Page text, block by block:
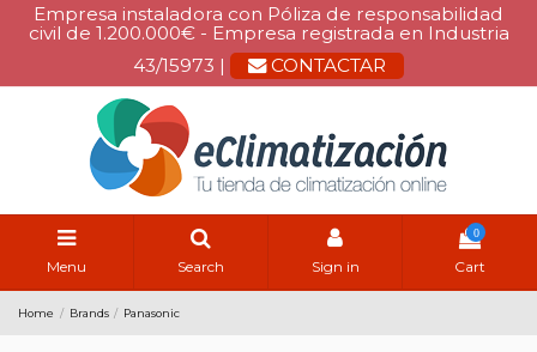
Empresa instaladora con Póliza de responsabilidad
civil de 1.200.000€ - Empresa registrada en Industria
43/15973 |
CONTACTAR
Menu Search Sign in
0
Cart
Home Brands Panasonic